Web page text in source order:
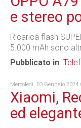
e stereo
Ricarica flash
5.000 mAh sono
Pubblicato in
Mercoledì, 03 Gennaio 2024
Xiaomi,
ed